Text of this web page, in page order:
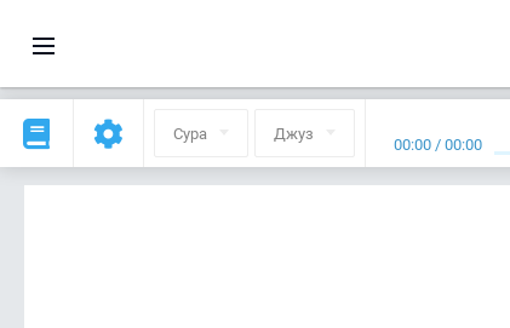
Сура Джуз 00:00 /00:00